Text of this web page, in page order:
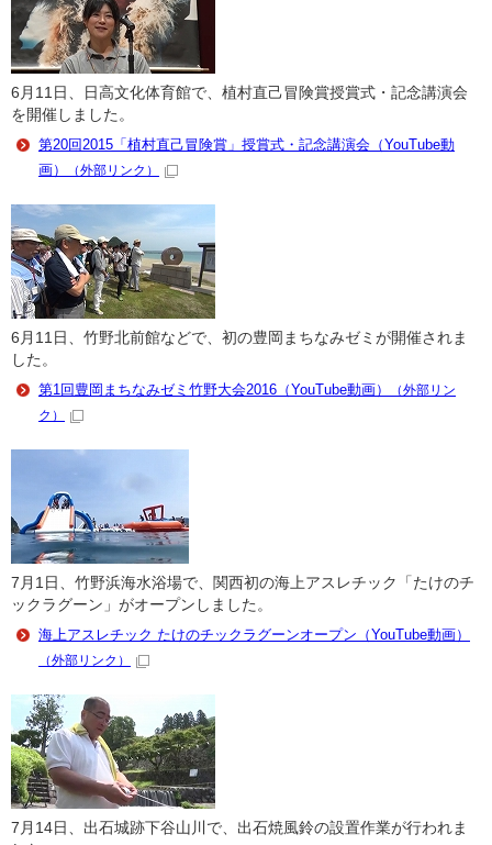
6月11日、日高文化体育館で、植村直己冒険賞授賞式・記念講演会
を開催しました。
第20回2015「植村直己冒険賞」授賞式・記念講演会（YouTube動
画）
（外部リンク）
6月11日、竹野北前館などで、初の豊岡まちなみゼミが開催されま
した。
第1回豊岡まちなみゼミ竹野大会2016（YouTube動画）
（外部リン
ク）
7月1日、竹野浜海水浴場で、関西初の海上アスレチック「たけのチ
ックラグーン」がオープンしました。
海上アスレチック たけのチックラグーンオープン（YouTube動画）
（外部リンク）
7月14日、出石城跡下谷山川で、出石焼風鈴の設置作業が行われま